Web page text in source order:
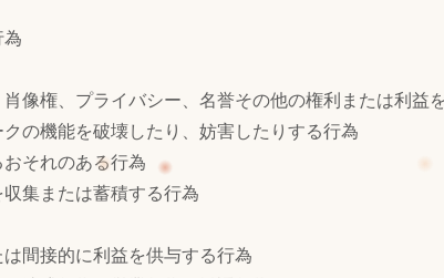
為
像権、プライバシー、名誉その他の権利または利益
の機能を破壊したり、妨害したりする行為
それのある行為
集または蓄積する行為
間接的に利益を供与する行為